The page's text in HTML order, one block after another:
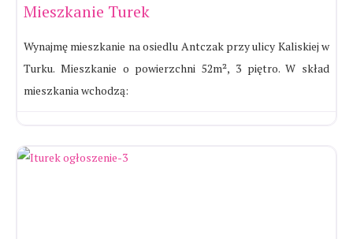
Mieszkanie Turek
Wynajmę mieszkanie na osiedlu Antczak przy ulicy Kaliskiej w
Turku. Mieszkanie o powierzchni 52m², 3 piętro. W skład
mieszkania wchodzą: